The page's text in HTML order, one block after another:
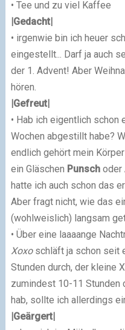
• Tee und zu viel Kaffee
|Gedacht|
• irgenwie bin ich heuer
eingestellt... Darf ja auch
der 1. Advent! Aber
hören.
|Gefreut|
• Hab ich eigentlich
Wochen abgestillt habe?
endlich gehört mein
ein Gläschen Punschoder
hatte ich auch schon das
Aber fragt nicht, wie das
(wohlweislich) langsam
• Über eine laaaange
Xoxoschläft ja schon seit
Stunden durch, der kleine
zumindest 10-11 Stunden
hab, sollte ich allerdings
|Geärgert|